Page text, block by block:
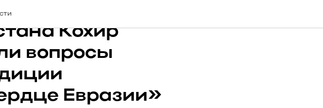
и Премьер-
Кохир
вопросы
Евразии»